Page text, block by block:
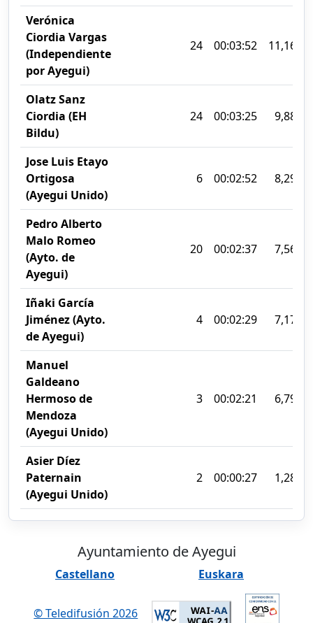
Verónica
Ciordia Vargas
(Independiente
por Ayegui)
24 00:03:52 11,16%
Olatz Sanz
Ciordia (EH
Bildu)
24 00:03:25 9,88%
Jose Luis Etayo
Ortigosa
(Ayegui Unido)
6 00:02:52 8,29%
Pedro Alberto
Malo Romeo
(Ayto. de
Ayegui)
20 00:02:37 7,56%
Iñaki García
Jiménez (Ayto.
de Ayegui)
4 00:02:29 7,17%
Manuel
Galdeano
Hermoso de
Mendoza
(Ayegui Unido)
3 00:02:21 6,79%
Asier Díez
Paternain
(Ayegui Unido)
2 00:00:27 1,28%
Ayuntamiento de Ayegui
Castellano Euskara
© Teledifusión 2026